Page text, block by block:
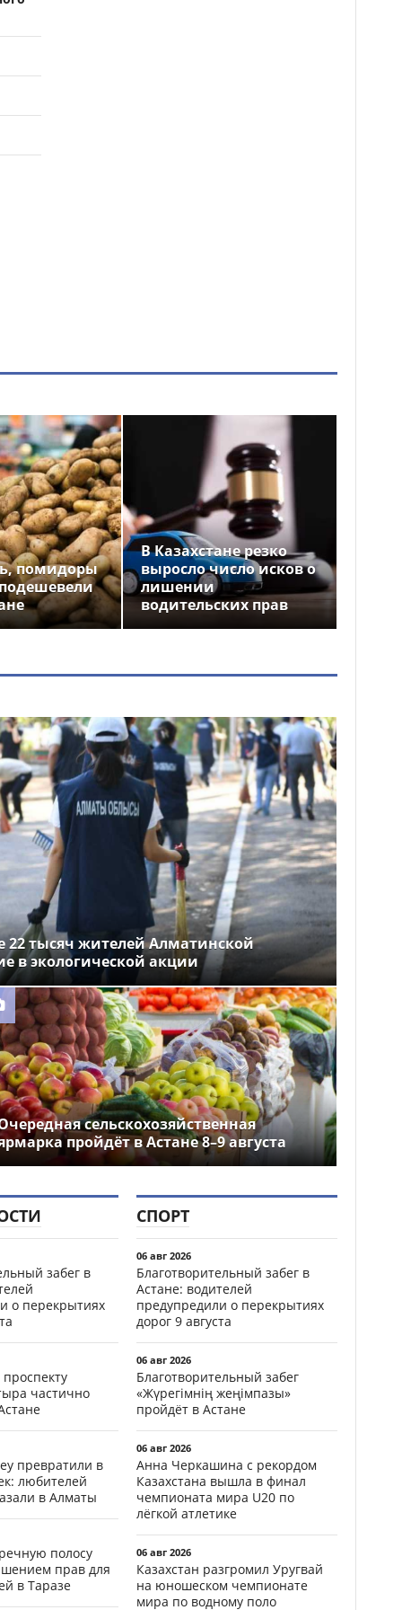
помидоры
В Казахстане резко
выросло число исков о
лишении
водительских прав
22 тысяч жителей Алматинской
в экологической акции
сельскохозяйственная
пройдёт в Астане 8–9 августа
забег в
о перекрытиях
частично
превратили в
любителей
в Алматы
полосу
прав для
в Таразе
СПОРТ
06 авг 2026
Благотворительный забег в
Астане: водителей
предупредили о перекрытиях
дорог 9 августа
06 авг 2026
Благотворительный забег
«Жүрегімнің жеңімпазы»
пройдёт в Астане
06 авг 2026
Анна Черкашина с рекордом
Казахстана вышла в финал
чемпионата мира U20 по
лёгкой атлетике
06 авг 2026
Казахстан разгромил Уругвай
на юношеском чемпионате
мира по водному поло